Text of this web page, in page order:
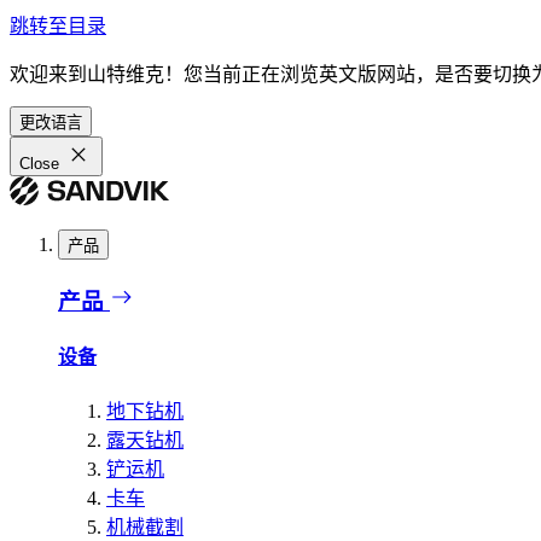
跳转至目录
欢迎来到山特维克！您当前正在浏览英文版网站，是否要切换
更改语言
Close
产品
产品
设备
地下钻机
露天钻机
铲运机
卡车
机械截割